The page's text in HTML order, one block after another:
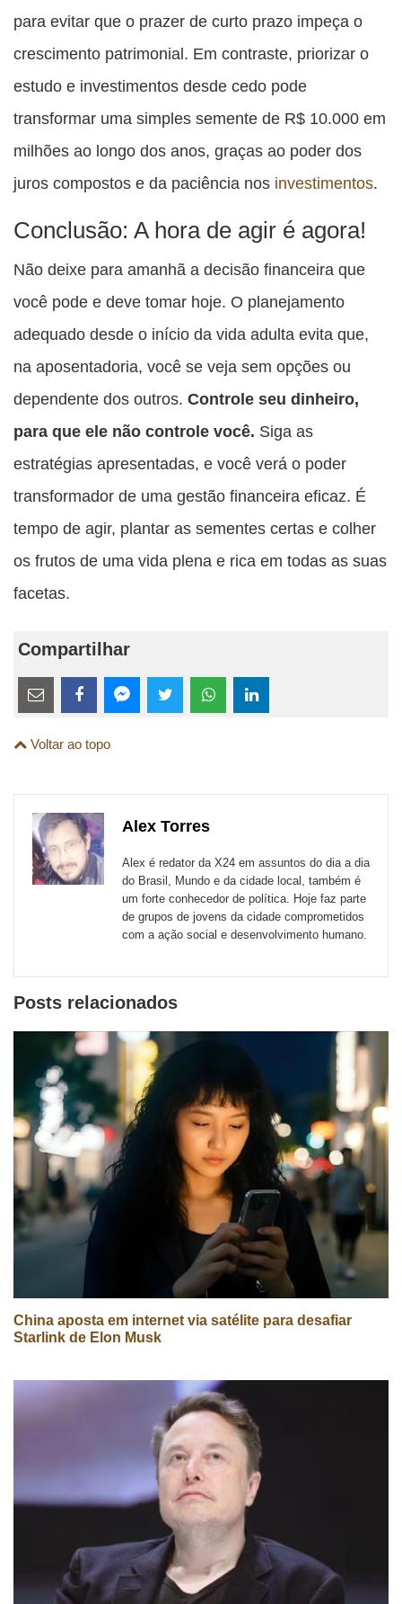
para evitar que o prazer de curto prazo impeça o
crescimento patrimonial. Em contraste, priorizar o
estudo e investimentos desde cedo pode
transformar uma simples semente de R$ 10.000 em
milhões ao longo dos anos, graças ao poder dos
juros compostos e da paciência nos investimentos.
Conclusão: A hora de agir é agora!
Não deixe para amanhã a decisão financeira que
você pode e deve tomar hoje. O planejamento
adequado desde o início da vida adulta evita que,
na aposentadoria, você se veja sem opções ou
dependente dos outros. Controle seu dinheiro,
para que ele não controle você. Siga as
estratégias apresentadas, e você verá o poder
transformador de uma gestão financeira eficaz. É
tempo de agir, plantar as sementes certas e colher
os frutos de uma vida plena e rica em todas as suas
facetas.
Compartilhar
Estes
links
são
sites
externos
esta
Email
esta
FacebookMessenger
TwitterWhatsApp
Voltar ao topo
Alex Torres
Alex é redator da X24 em assuntos do dia a dia
do Brasil, Mundo e da cidade local, também é
um forte conhecedor de política. Hoje faz parte
de grupos de jovens da cidade comprometidos
com a ação social e desenvolvimento humano.
Posts relacionados
China aposta em internet via satélite para desafiar
Starlink de Elon Musk